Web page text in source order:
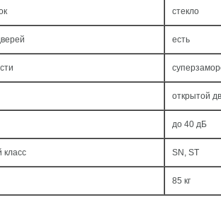
стекло
есть
открытой
до 40 дБ
класс SN, ST
85 кг